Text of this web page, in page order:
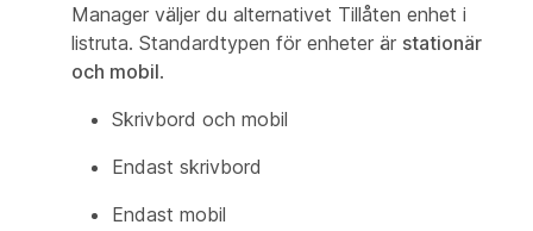
Manager väljer du alternativet Tillåten enhet i
listruta. Standardtypen för enheter är stationär
och mobil.
Skrivbord och mobil
Endast skrivbord
Endast mobil